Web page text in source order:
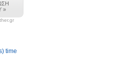
time